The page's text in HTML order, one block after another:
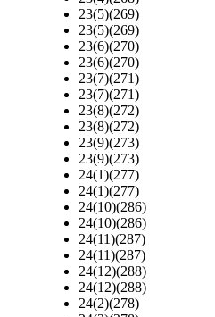
23(5)(269)
23(5)(269)
23(6)(270)
23(6)(270)
23(7)(271)
23(7)(271)
23(8)(272)
23(8)(272)
23(9)(273)
23(9)(273)
24(1)(277)
24(1)(277)
24(10)(286)
24(10)(286)
24(11)(287)
24(11)(287)
24(12)(288)
24(12)(288)
24(2)(278)